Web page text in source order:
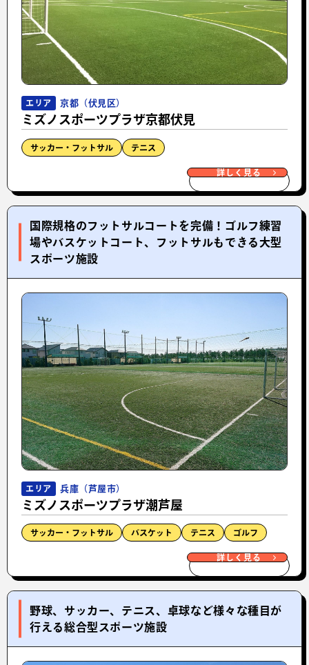
エリア 京都（伏見区）
ミズノスポーツプラザ京都伏見
サッカー・フットサル テニス
詳しく見る
国際規格のフットサルコートを完備！ゴルフ練習
場やバスケットコート、フットサルもできる大型
スポーツ施設
エリア 兵庫（芦屋市）
ミズノスポーツプラザ潮芦屋
サッカー・フットサル バスケット テニス ゴルフ
詳しく見る
野球、サッカー、テニス、卓球など様々な種目が
行える総合型スポーツ施設